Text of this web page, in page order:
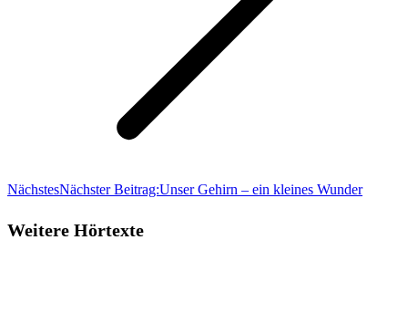
NächstesNächster Beitrag:Unser Gehirn – ein kleines Wunder
Weitere Hörtexte